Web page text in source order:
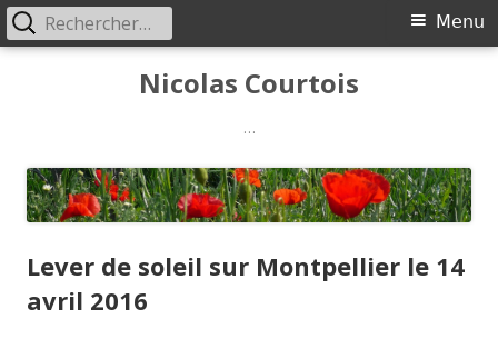
Nicolas Courtois
…
Menu
Menu
Rechercher :
Lever de soleil sur Montpellier le 14
avril 2016